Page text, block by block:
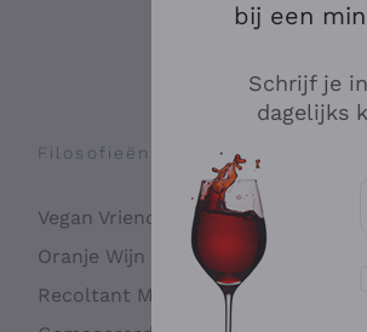
Filosofieën
Vegan Vriendelijk
Oranje Wijn
Recoltant Manipulant
bij een
Schrijf je
dagelijks